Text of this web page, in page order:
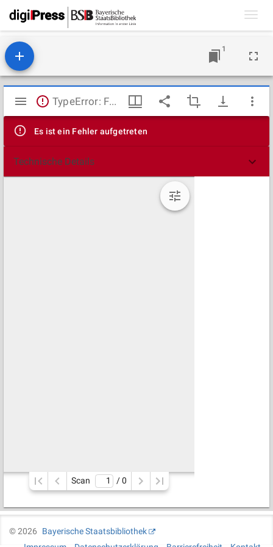
1
Mirador
Viewer
TypeError: Failed to fetch
Es ist ein Fehler aufgetreten
Technische Details
Scan / 0
©2026
Bayerische Staatsbibliothek